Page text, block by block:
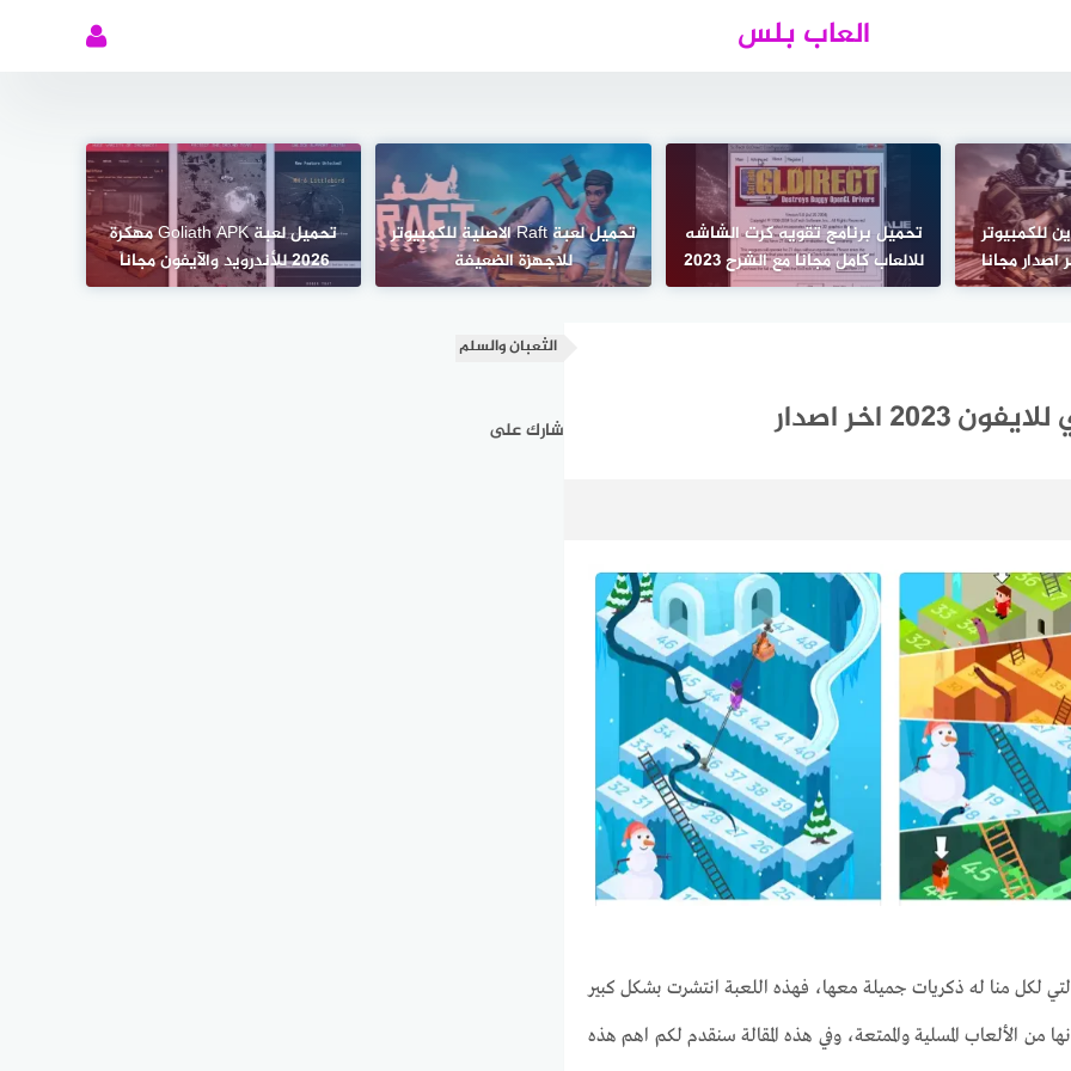
العاب بلس
للكمبيوتر
تحميل برنامج تقويه كرت الشاشه
للالعاب كامل مجانا مع الشرح 2023
تحميل لعبة Raft الاصلية للكمبيوتر
للاجهزة الضعيفة
تحميل لعبة Goliath APK مهكرة
2026 للأندرويد والآيفون مجاناً
اخر اصدار
لكل منا له ذكريات جميلة معها، فهذه اللعبة انتشرت بشكل كبير
من الألعاب المسلية والممتعة، وفي هذه المقالة سنقدم لكم اهم هذه
الثعبان والسلم
شارك على